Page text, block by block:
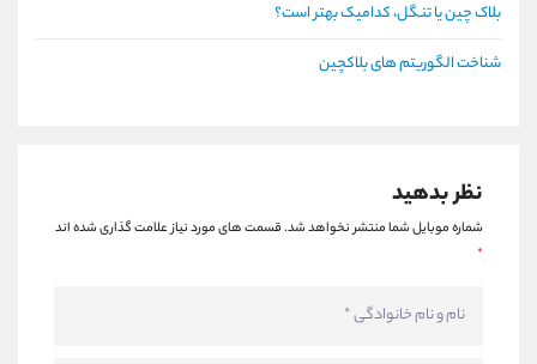
بلاک چین یا تنگل، کدامیک بهتر است؟
شناخت الگوریتم های بلاکچین
نظر بدهید
شماره موبایل شما منتشر نخواهد شد.قسمت های مورد نیاز علامت گذاری شده اند
*